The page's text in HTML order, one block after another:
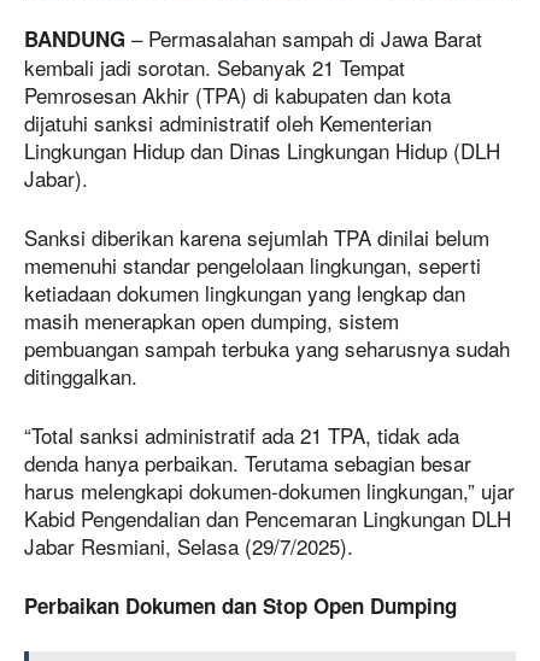
BANDUNG – Permasalahan sampah di Jawa Barat
kembali jadi sorotan. Sebanyak 21 Tempat
Pemrosesan Akhir (TPA) di kabupaten dan kota
dijatuhi sanksi administratif oleh Kementerian
Lingkungan Hidup dan Dinas Lingkungan Hidup (DLH
Jabar).
Sanksi diberikan karena sejumlah TPA dinilai belum
memenuhi standar pengelolaan lingkungan, seperti
ketiadaan dokumen lingkungan yang lengkap dan
masih menerapkan open dumping, sistem
pembuangan sampah terbuka yang seharusnya sudah
ditinggalkan.
“Total sanksi administratif ada 21 TPA, tidak ada
denda hanya perbaikan. Terutama sebagian besar
harus melengkapi dokumen-dokumen lingkungan,” ujar
Kabid Pengendalian dan Pencemaran Lingkungan DLH
Jabar Resmiani, Selasa (29/7/2025).
Perbaikan Dokumen dan Stop Open Dumping